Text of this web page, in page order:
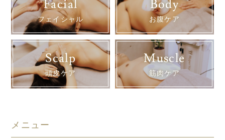
Facial
フェイシャル
Body
お腹ケア
Scalp
頭皮ケア
Muscle
筋肉ケア
メニュー